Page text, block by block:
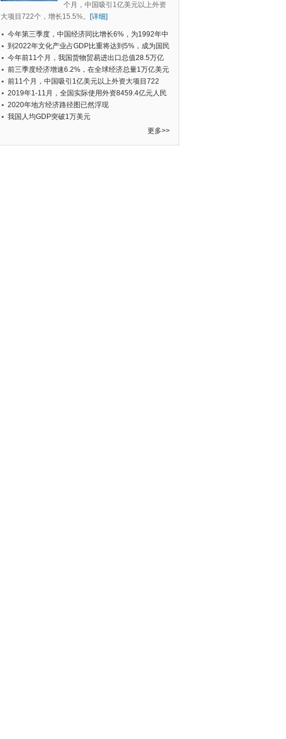
个月，中国吸引1亿美元以上外资
大项目722个，增长15.5%。 [详细]
今年第三季度，中国经济同比增长6%，为1992年中
国有季度数据以来的新低
到2022年文化产业占GDP比重将达到5%，成为国民
经济支柱产业
今年前11个月，我国货物贸易进出口总值28.5万亿
元人民币，比去年同期增长2.4%
前三季度经济增速6.2%，在全球经济总量1万亿美元
以上的经济体中增速最快
前11个月，中国吸引1亿美元以上外资大项目722
个，增长15.5%
2019年1-11月，全国实际使用外资8459.4亿元人民
币，同比增长6.0%
2020年地方经济路径图已然浮现
我国人均GDP突破1万美元
更多>>